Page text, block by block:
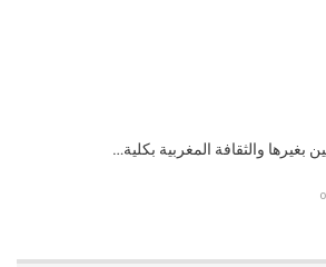
بغيرها والثقافة المغربية بكلية…